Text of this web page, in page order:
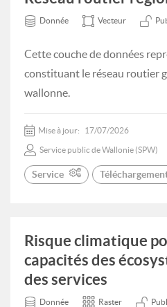
Donnée Vecteur
Cette couche de données
constituant le réseau routier
wallonne.
Mise à jour: 17/07/2026
Service public de Wallonie (SPW)
Service
Risque climatique
capacités des
des services
Donnée Raster